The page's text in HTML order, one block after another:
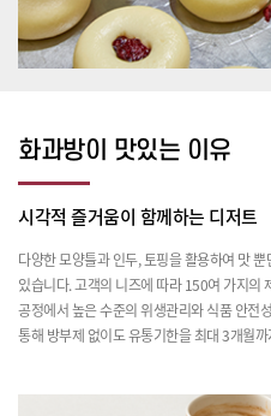
화과방이 맛있는 이유
시각적 즐거움이 함께하는 디저트
다양한 모양틀과 인두, 토핑을 활용하여 맛
있습니다. 고객의 니즈에 따라 150여 가지의
공정에서 높은 수준의 위생관리와 식품 안전
통해 방부제 없이도 유통기한을 최대 3개월